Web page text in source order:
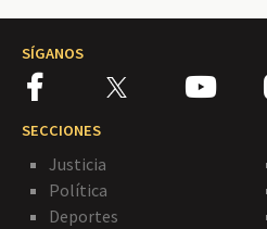
SÍGANOS
SECCIONES
Justicia
Política
Deportes